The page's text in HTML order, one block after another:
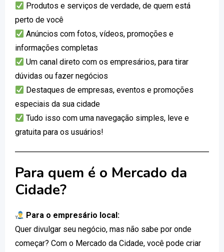
Produtos e serviços de verdade, de quem está
perto de você
Anúncios com fotos, vídeos, promoções e
informações completas
Um canal direto com os empresários, para tirar
dúvidas ou fazer negócios
Destaques de empresas, eventos e promoções
especiais da sua cidade
Tudo isso com uma navegação simples, leve e
gratuita para os usuários!
Para quem é o Mercado da
Cidade?
Para o empresário local:
Quer divulgar seu negócio, mas não sabe por onde
começar? Com o Mercado da Cidade, você pode criar